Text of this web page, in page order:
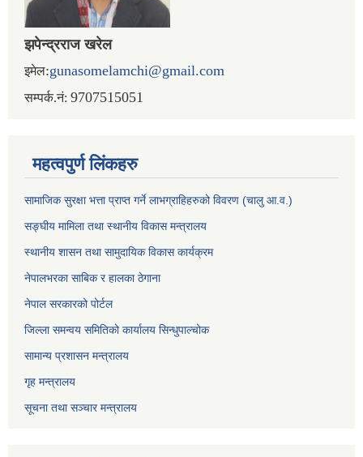
झपेन्द्रराज खरेल
इमेल:gunasomelamchi@gmail.com
सम्पर्क.नं: 9707515051
महत्वपुर्ण लिंकहरु
सामाजिक सुरक्षा भत्ता प्राप्त गर्ने लाभग्राहिहरुको विवरण (चालु आ.व.)
सङ्घीय मामिला तथा स्थानीय विकास मन्त्रालय
स्थानीय शासन तथा सामुदायिक विकास कार्यक्रम
नेपालभरका साबिक र हालका ठेगाना
नेपाल सरकारको पोर्टल
जिल्ला समन्वय समितिको कार्यालय सिन्धुपाल्चोक
सामान्य प्रशासन मन्त्रालय
गृह मन्त्रालय
सूचना तथा सञ्चार मन्त्रालय